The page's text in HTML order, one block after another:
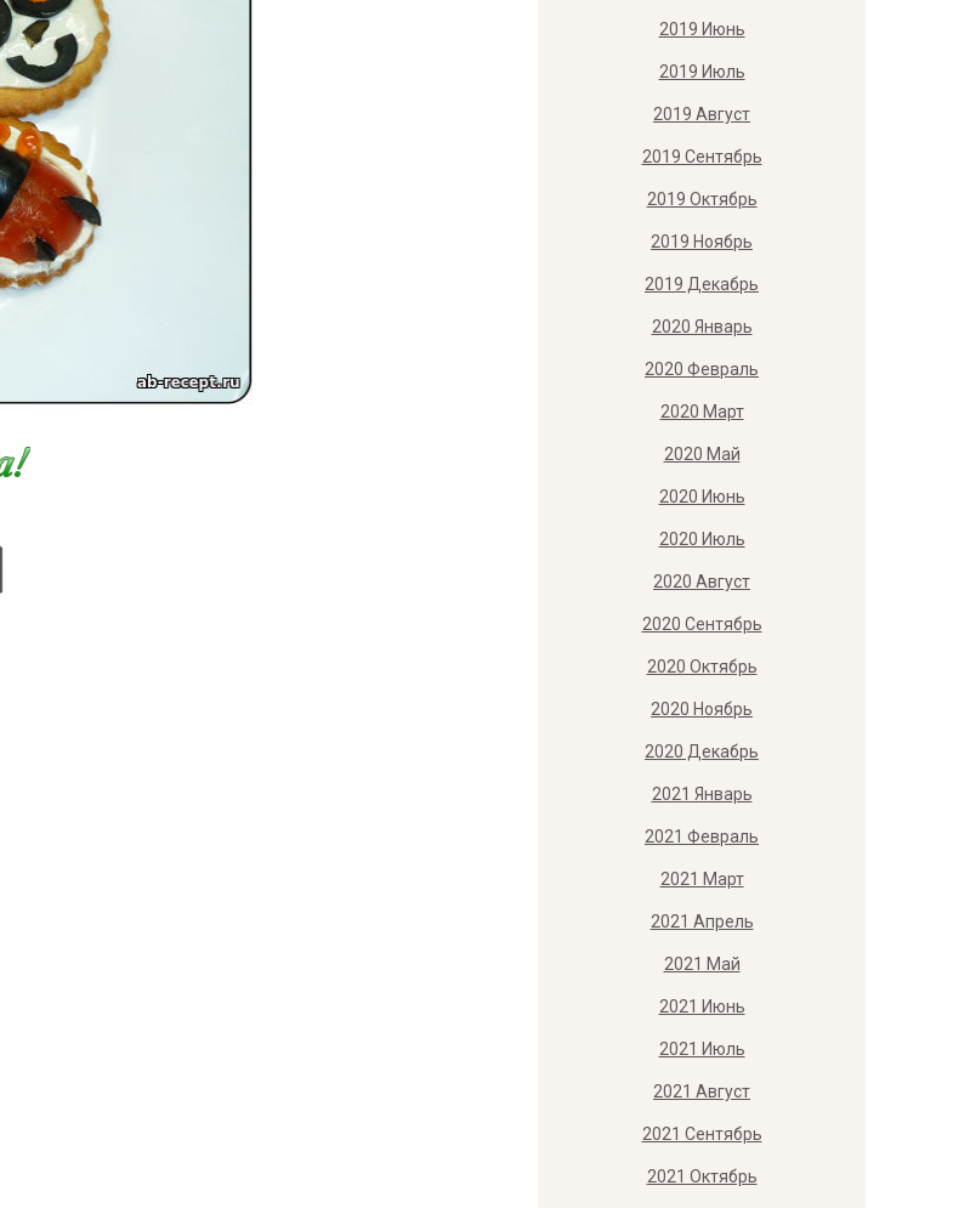
2019 Июнь
2019 Июль
2019 Август
2019 Сентябрь
2019 Октябрь
2019 Ноябрь
2019 Декабрь
2020 Январь
2020 Февраль
2020 Март
2020 Май
2020 Июнь
2020 Июль
2020 Август
2020 Сентябрь
2020 Октябрь
2020 Ноябрь
2020 Декабрь
2021 Январь
2021 Февраль
2021 Март
2021 Апрель
2021 Май
2021 Июнь
2021 Июль
2021 Август
2021 Сентябрь
2021 Октябрь